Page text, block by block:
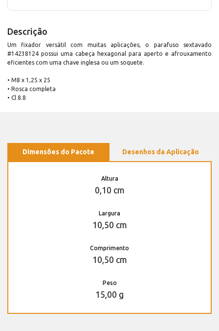
Descrição
Um fixador versátil com muitas aplicações, o parafuso sextavado
#14238124 possui uma cabeça hexagonal para aperto e afrouxamento
eficientes com uma chave inglesa ou um soquete.
• M8 x 1,25 x 25
• Rosca completa
• Cl 8.8
Dimensões do Pacote Desenhos da Aplicação
Altura
0,10 cm
Largura
10,50 cm
Comprimento
10,50 cm
Peso
15,00 g